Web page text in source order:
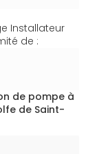
Installateur
de :
de pompe à
de Saint-